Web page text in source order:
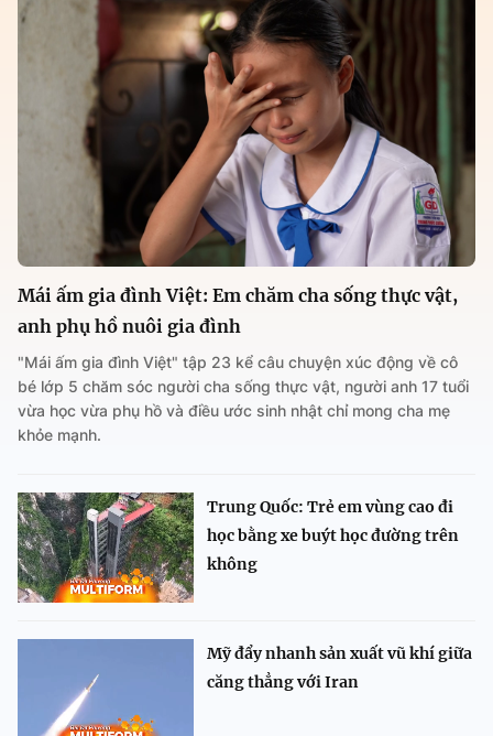
Mái ấm gia đình Việt: Em chăm cha sống thực vật,
anh phụ hồ nuôi gia đình
"Mái ấm gia đình Việt" tập 23 kể câu chuyện xúc động về cô
bé lớp 5 chăm sóc người cha sống thực vật, người anh 17 tuổi
vừa học vừa phụ hồ và điều ước sinh nhật chỉ mong cha mẹ
khỏe mạnh.
Trung Quốc: Trẻ em vùng cao đi
học bằng xe buýt học đường trên
không
Mỹ đẩy nhanh sản xuất vũ khí giữa
căng thẳng với Iran